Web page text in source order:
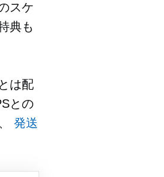
スケ
典も
は配
との
発送